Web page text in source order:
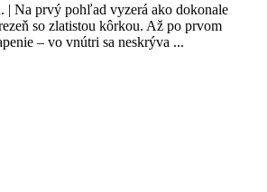
| Na prvý pohľad vyzerá ako dokonale
so zlatistou kôrkou. Až po prvom
– vo vnútri sa neskrýva ...